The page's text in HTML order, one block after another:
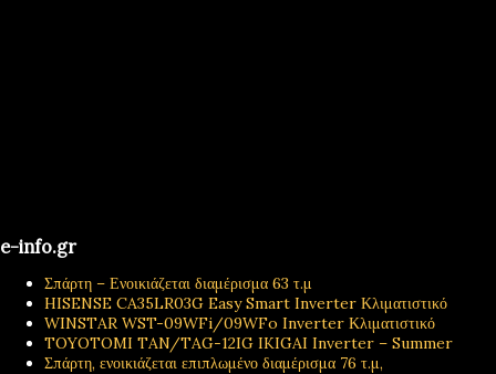
e-info.gr
Σπάρτη – Ενοικιάζεται διαμέρισμα 63 τ.μ
HISENSE CA35LR03G Easy Smart Inverter Κλιματιστικό
WINSTAR WST-09WFi/09WFo Inverter Κλιματιστικό
TOYOTOMI TAN/TAG-12IG IKIGAI Inverter – Summer
Σπάρτη, ενοικιάζεται επιπλωμένο διαμέρισμα 76 τ.μ,